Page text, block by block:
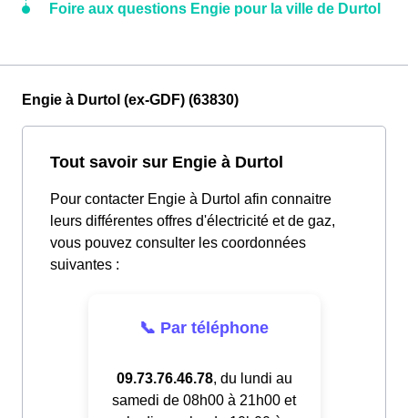
Foire aux questions Engie pour la ville de Durtol
Engie à Durtol (ex-GDF) (63830)
Tout savoir sur Engie à Durtol
Pour contacter Engie à Durtol afin connaitre
leurs différentes offres d'électricité et de gaz,
vous pouvez consulter les coordonnées
suivantes :
📞 Par téléphone
09.73.76.46.78, du lundi au
samedi de 08h00 à 21h00 et